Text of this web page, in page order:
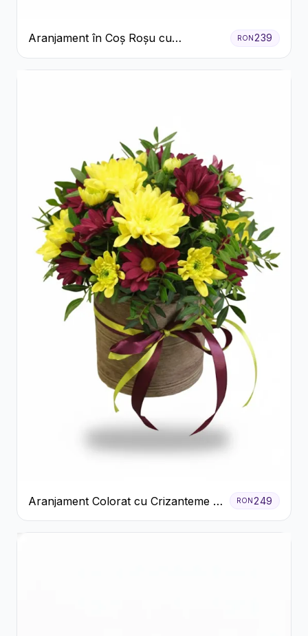
Aranjament în Coș Roșu cu
Trandafiri și Crizanteme Albe
RON239
Aranjament Colorat cu Crizanteme în
Cutie Rustică
RON 249